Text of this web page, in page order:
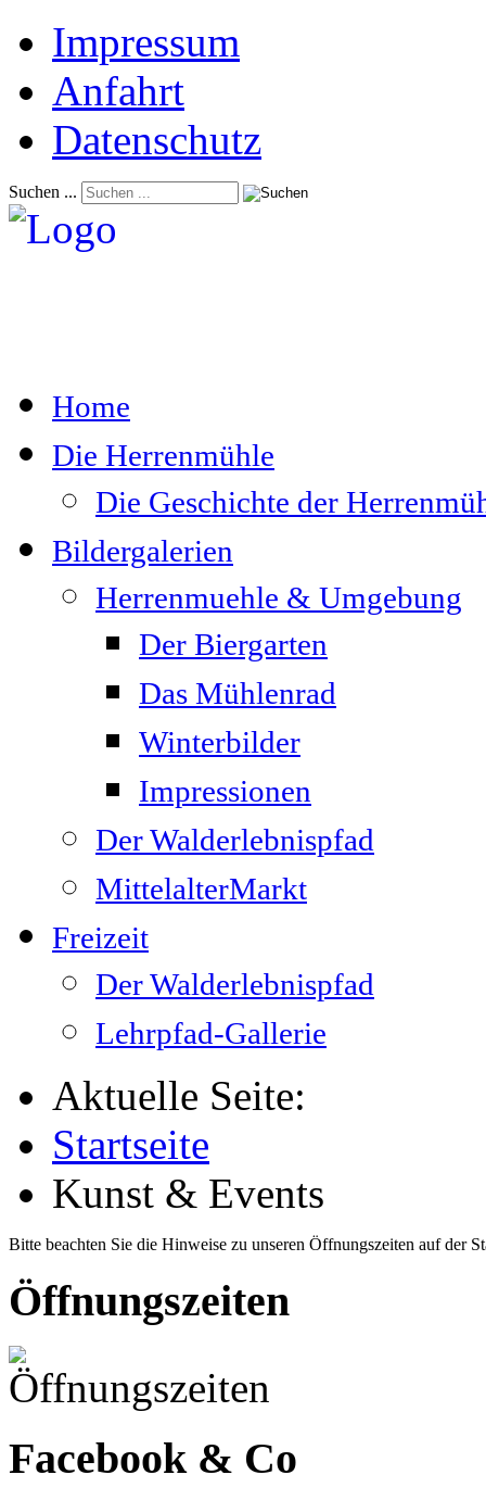
Impressum
Anfahrt
Datenschutz
Suchen ...
Home
Die Herrenmühle
Die Geschichte der
Bildergalerien
Herrenmuehle & Umgebung
Der Biergarten
Das Mühlenrad
Winterbilder
Impressionen
Der Walderlebnispfad
MittelalterMarkt
Freizeit
Der Walderlebnispfad
Lehrpfad-Gallerie
Aktuelle Seite:
Startseite
Kunst & Events
Bitte beachten Sie die Hinweise zu unseren Öffnungszeiten auf der
Öffnungszeiten
Facebook & Co